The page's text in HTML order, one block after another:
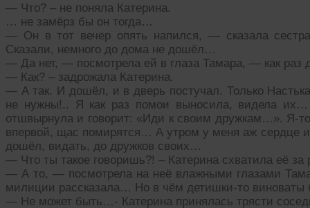
— Что? – не поняла Катерина.
… не замёрз бы он тогда…
— Он в тот вечер опять напился, — сказала
Сказали, немного до дома не дошёл…
— Да нет, — посмотрела ей в глаза Тамара, — как
— Как? – задрожала Катерина.
— А так. И дошёл, и в дверь постучал. Только
не нужны!.. Я как раз помои выносила, видела их…
отшвырнула и говорит: «Иди к своим дружкам…». Я-
впервой, щас помирятся… А утром у меня аж сердце
дошёл, видать, до дружков своих…
— Что ты такое говоришь?! – Катерина схватила её за
— А то, — посмотрела на неё влажными глазами
милиции рассказала… Но в чём детишки-то виноваты
— Не может быть…- Катерина принялась трясти